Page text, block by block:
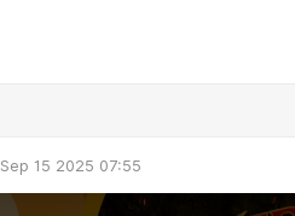
Sep 15 2025 07:55